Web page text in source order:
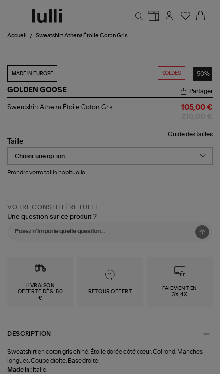
Accueil Sweatshirt Athena Étoile Coton Gris
SOLDES -50%
MADE IN EUROPE
GOLDEN GOOSE
Sweatshirt
Gris
Partager
Sweatshirt Athena Étoile Coton Gris 105,00 €
Guide des tailles
Taille
Prendre votre taille habituelle.
VOTRE CONSEILLÈRE LULLI
Une question sur ce produit ?
LIVRAISON
OFFERTE DÈS 150
€
RETOUR OFFERT
PAIEMENT EN
3X,4X
DESCRIPTION
Sweatshirt en coton gris chiné. Étoile dorée côté cœur. Col rond. Manches
longues. Coupe droite. Base droite.
Made in : Italie.